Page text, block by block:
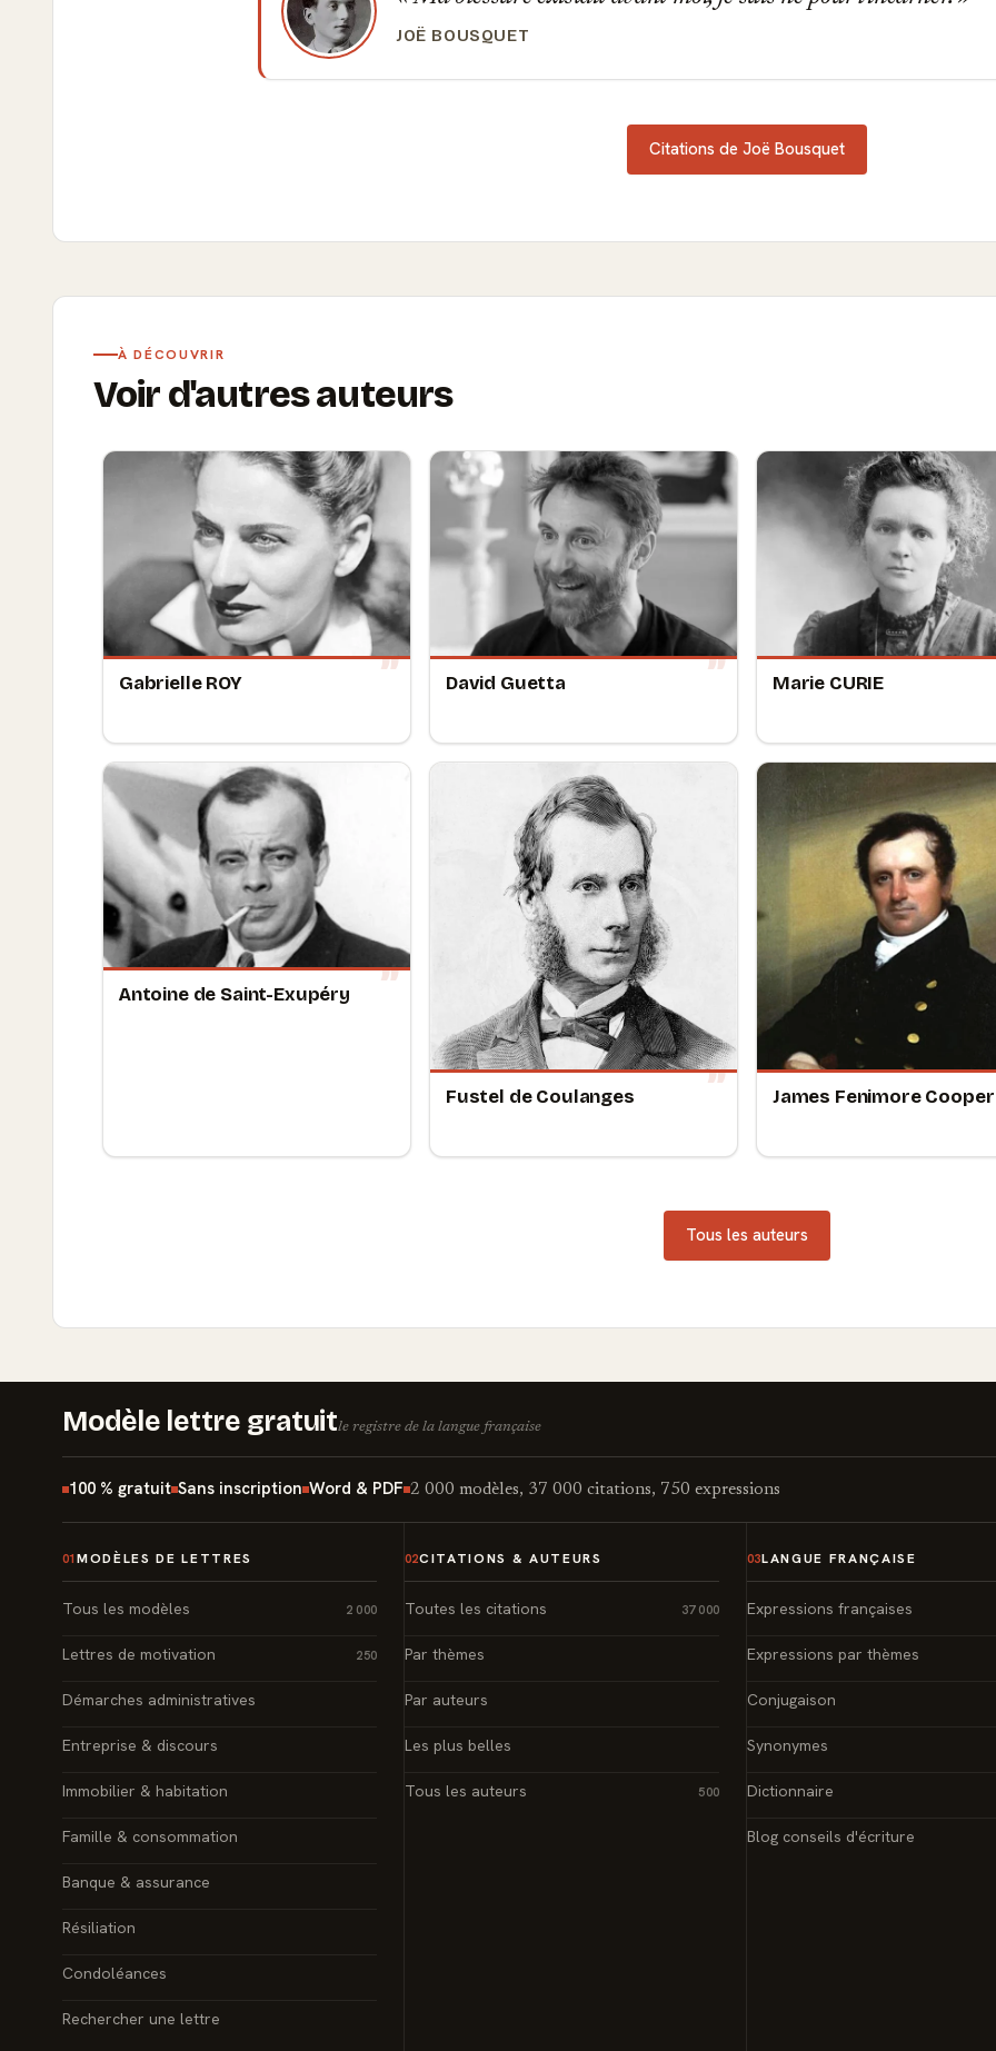
JOË BOUSQUET
Citations de Joë Bousquet
À DÉCOUVRIR
Voir d'autres auteurs
Gabrielle ROY David Guetta Marie CURIE
Antoine de Saint-Exupéry
Fustel de Coulanges James Fenimore Cooper
Tous les auteurs
Modèle lettre gratuitle registre de la langue française
100 % gratuit Sans inscription Word & PDF 2 000 modèles, 37 000 citations, 750 expressions
01 MODÈLES DE LETTRES
Tous les modèles 2 000
Lettres de motivation 250
Démarches administratives
Entreprise & discours
Immobilier & habitation
Famille & consommation
Banque & assurance
Résiliation
Condoléances
Rechercher une lettre
02CITATIONS & AUTEURS
Toutes les citations 37 000
Par thèmes
Par auteurs
Les plus belles
Tous les auteurs 500
03LANGUE FRANÇAISE
Expressions françaises
Expressions par thèmes
Conjugaison
Synonymes
Dictionnaire
Blog conseils d'écriture